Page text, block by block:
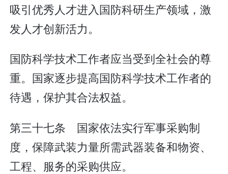
吸引优秀人才进入国防科研生产领域，激
发人才创新活力。
国防科学技术工作者应当受到全社会的尊
重。国家逐步提高国防科学技术工作者的
待遇，保护其合法权益。
第三十七条 国家依法实行军事采购制
度，保障武装力量所需武器装备和物资、
工程、服务的采购供应。